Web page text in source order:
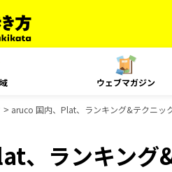
ウェブマガジン
aruco 国内、Plat、ランキング&テクニッ
、ランキング